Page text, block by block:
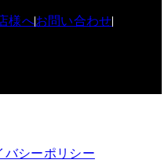
様へお問い合わせ
バシーポリシー